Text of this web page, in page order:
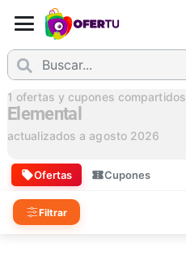
1 ofertas y cupones compartidos
Elemental
actualizados a agosto 2026
Ofertas Cupones
Filtrar